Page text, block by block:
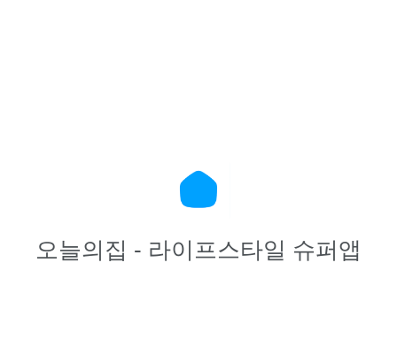
오늘의집 - 라이프스타일 슈퍼앱